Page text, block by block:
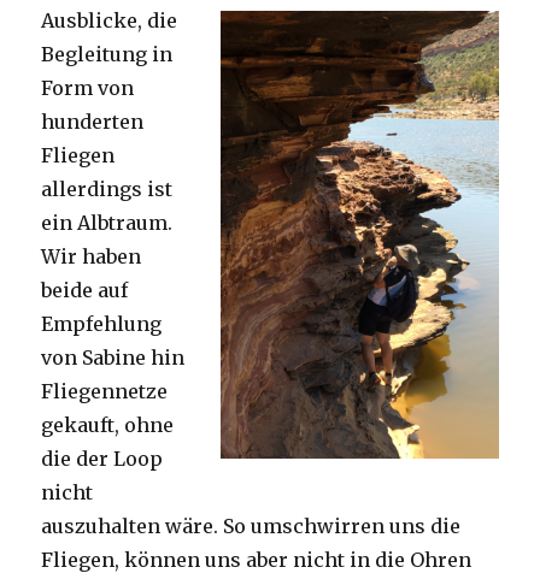
Ausblicke, die
Begleitung in
Form von
hunderten
Fliegen
allerdings ist
ein Albtraum.
Wir haben
beide auf
Empfehlung
von Sabine hin
Fliegennetze
gekauft, ohne
die der Loop
nicht
auszuhalten wäre. So umschwirren uns die
Fliegen, können uns aber nicht in die Ohren